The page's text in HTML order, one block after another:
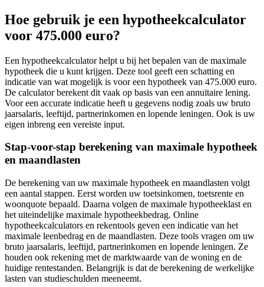
Hoe gebruik je een hypotheekcalculator
voor 475.000 euro?
Een hypotheekcalculator helpt u bij het bepalen van de maximale
hypotheek die u kunt krijgen. Deze tool geeft een schatting en
indicatie van wat mogelijk is voor een hypotheek van 475.000 euro.
De calculator berekent dit vaak op basis van een annuïtaire lening.
Voor een accurate indicatie heeft u gegevens nodig zoals uw bruto
jaarsalaris, leeftijd, partnerinkomen en lopende leningen. Ook is uw
eigen inbreng een vereiste input.
Stap-voor-stap berekening van maximale hypotheek
en maandlasten
De berekening van uw maximale hypotheek en maandlasten volgt
een aantal stappen. Eerst worden uw toetsinkomen, toetsrente en
woonquote bepaald. Daarna volgen de maximale hypotheeklast en
het uiteindelijke maximale hypotheekbedrag. Online
hypotheekcalculators en rekentools geven een indicatie van het
maximale leenbedrag en de maandlasten. Deze tools vragen om uw
bruto jaarsalaris, leeftijd, partnerinkomen en lopende leningen. Ze
houden ook rekening met de marktwaarde van de woning en de
huidige rentestanden. Belangrijk is dat de berekening de werkelijke
lasten van studieschulden meeneemt.